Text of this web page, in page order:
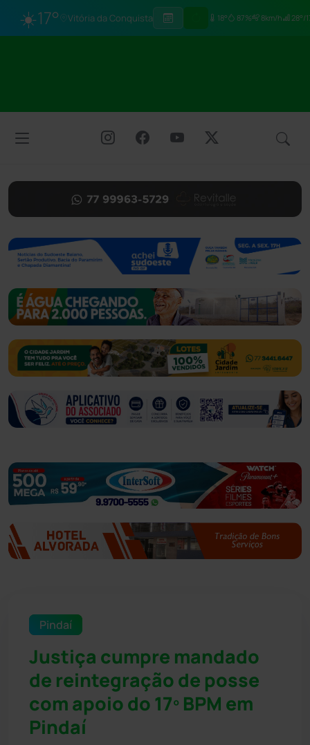
☀️17° Vitória da Conquista 18° 87% 8km/h 28°/
Pindaí
Justiça cumpre mandado
de reintegração de posse
com apoio do 17º BPM em
Pindaí